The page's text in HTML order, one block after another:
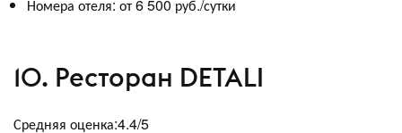
Номера отеля: от 6 500 руб./сутки
10. Ресторан DETALI
Средняя оценка:4.4/5